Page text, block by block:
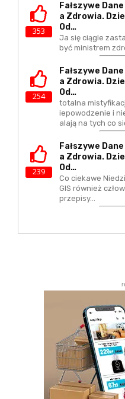
353
Fałszywe
A Zdrowia.
Od…
Ja się ciągle
być ministrem
254
Fałszywe
A Zdrowia.
Od…
totalna
iepowodzenie i
alają na tych co
239
Fałszywe
A Zdrowia.
Od…
Co ciekawe
GIS również
przepisy…